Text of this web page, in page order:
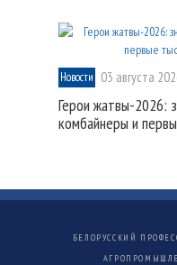
Новости 03 августа
Герои жатвы-2026:
комбайнеры и
БЕЛОРУССКИЙ